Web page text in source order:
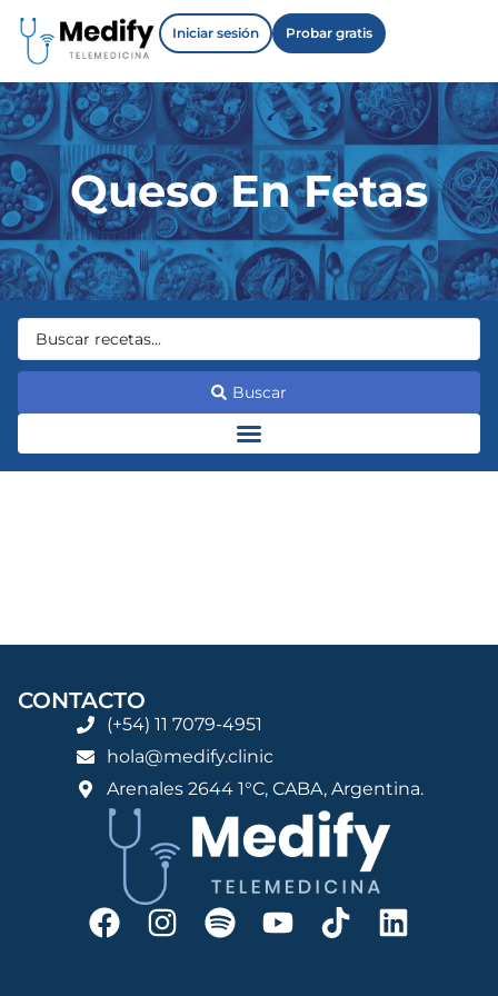
Iniciar sesión Probar gratis
Queso En Fetas
Buscar
CONTACTO
(+54) 11 7079-4951
hola@medify.clinic
Arenales 2644 1°C, CABA, Argentina.